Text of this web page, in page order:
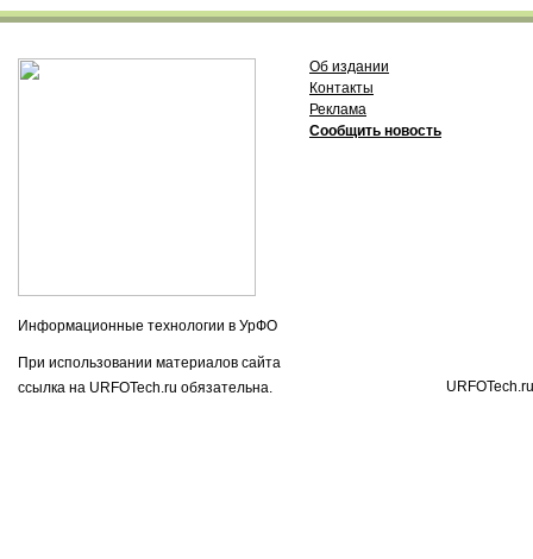
Информационные технологии в УрФО
При использовании материалов сайта
ссылка на URFOTech.ru обязательна.
Об издании
Контакты
Реклама
Сообщить новость